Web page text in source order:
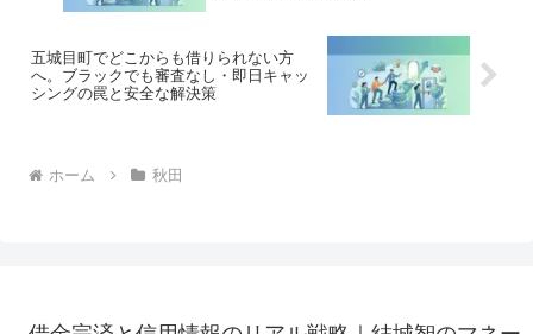
五城目町でどこからも借りられない方
へ。ブラックでも審査なし・即日キャッ
シングの罠と安全な解決策
ホーム 秋田